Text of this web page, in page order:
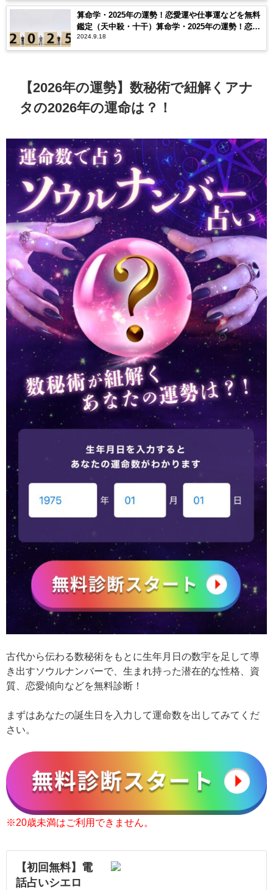
算命学・2025年の運勢！恋愛運や仕事運などを無料
鑑定（天中殺・十干）算命学・2025年の運勢！恋愛
運や仕事運などを無料鑑定（天中殺・十干）
2024.9.18
【2026年の運勢】数秘術で紐解くアナ
タの2026年の運命は？！
古代から伝わる数秘術をもとに生年月日の数宇を足して導
き出すソウルナンバーで、生まれ持った潜在的な性格、資
質、恋愛傾向などを無料診断！
まずはあなたの誕生日を入力して運命数を出してみてくだ
さい。
※20歳未満はご利用できません。
【初回無料】電
話占いシエロ